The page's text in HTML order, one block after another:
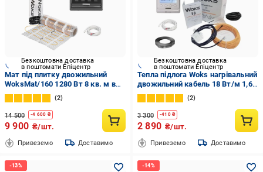
Безкоштовна доставка
в поштомати Епіцентр
Мат під плитку двожильний
WoksMat/160 1280 Вт 8 кв. м в
комплекті з програмованим
терморегулятором Black
(4978765)
2
14 500 -4 600 ₴
9 900 ₴/шт.
Привеземо Доставимо
Безкоштовна доставка
в поштомати Епіцентр
Тепла підлога Woks нагрівальний
двожильний кабель 18 Вт/м 1,6-
2 кв. м/295 Вт 16 м з
програмованим
терморегулятором (677)
2
3 300 -410₴
2 890 ₴/шт.
Привеземо Доставимо